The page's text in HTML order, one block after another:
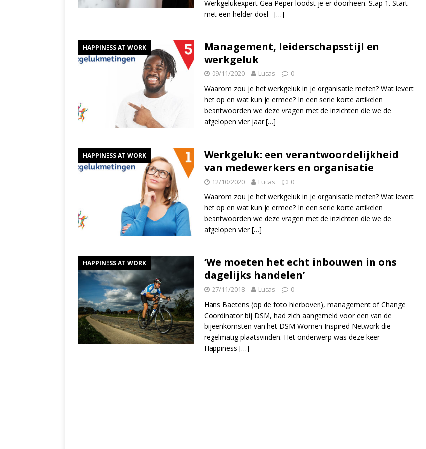
Werkgelukexpert Gea Peper loodst je er doorheen. Stap 1. Start
met een helder doel […]
HAPPINESS AT WORK
Management, leiderschapsstijl en
werkgeluk
09/11/2020 Lucas 0
Waarom zou je het werkgeluk in je organisatie meten? Wat levert
het op en wat kun je ermee? In een serie korte artikelen
beantwoorden we deze vragen met de inzichten die we de
afgelopen vier jaar[…]
HAPPINESS AT WORK
Werkgeluk: een verantwoordelijkheid
van medewerkers en organisatie
12/10/2020 Lucas 0
Waarom zou je het werkgeluk in je organisatie meten? Wat levert
het op en wat kun je ermee? In een serie korte artikelen
beantwoorden we deze vragen met de inzichten die we de
afgelopen vier[…]
HAPPINESS AT WORK
‘We moeten het echt inbouwen in ons
dagelijks handelen’
27/11/2018 Lucas 0
Hans Baetens (op de foto hierboven), management of Change
Coordinator bij DSM, had zich aangemeld voor een van de
bijeenkomsten van het DSM Women Inspired Network die
regelmatig plaatsvinden. Het onderwerp was deze keer
Happiness […]